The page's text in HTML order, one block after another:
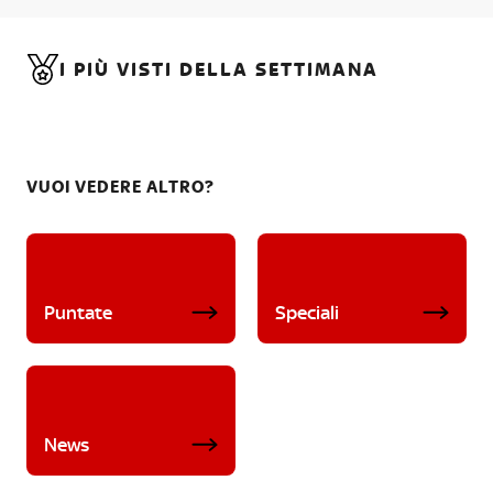
I PIÙ VISTI DELLA SETTIMANA
VUOI VEDERE ALTRO?
Puntate Speciali
News